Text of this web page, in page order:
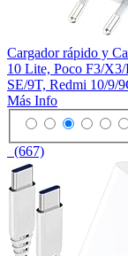
Cargador rápido y
10 Lite, Poco F3/
SE/9T, Redmi 10/9/
Más Info
(667)